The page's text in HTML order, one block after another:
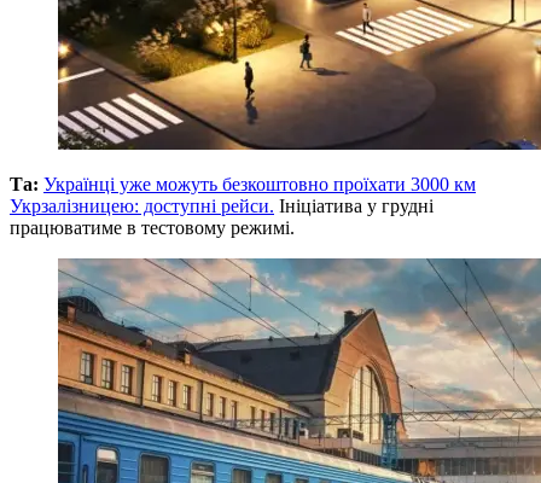
Та: Українці уже можуть безкоштовно проїхати 3000 км
Укрзалізницею: доступні рейси. Ініціатива у грудні
працюватиме в тестовому режимі.